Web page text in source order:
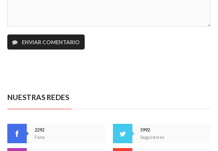
ENVIAR COMENTARIO
NUESTRAS REDES
2292
Fans
5992
Seguidores